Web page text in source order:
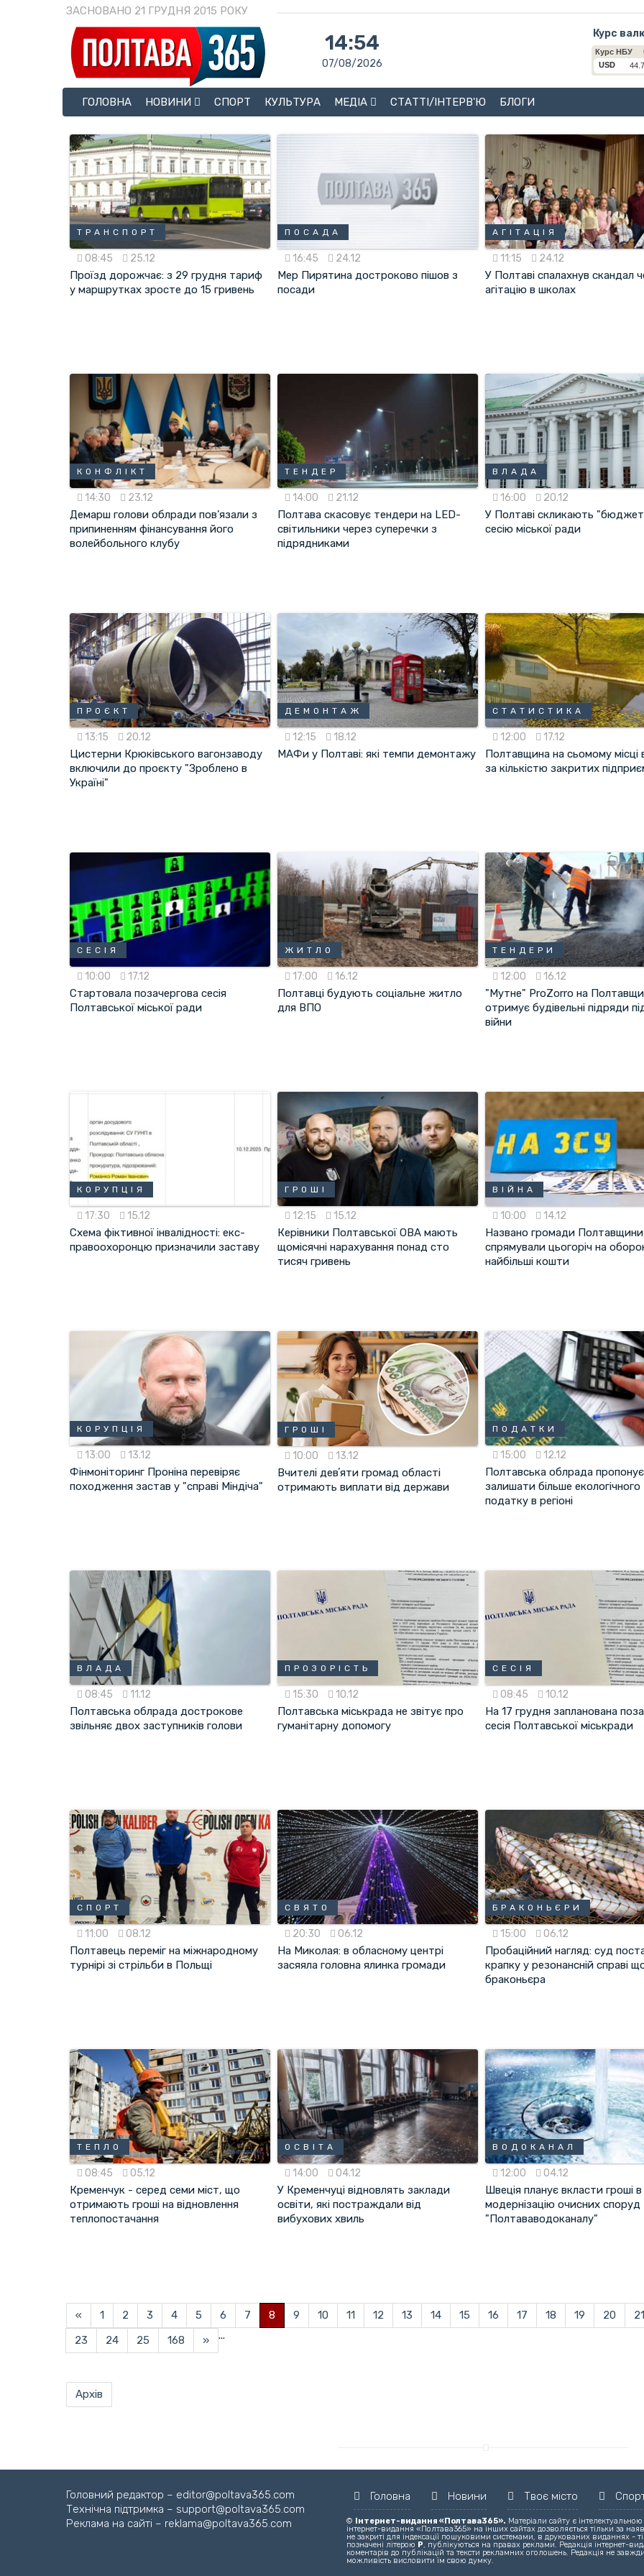
ЗАСНОВАНО 21 ГРУДНЯ 2015 РОКУ
14:54
07/08/2026
Курс
ГОЛОВНА НОВИНИ СПОРТ КУЛЬТУРА МЕДІА СТАТТІ/ІНТЕРВ'Ю БЛОГИ
ТРАНСПОРТ
08:45 25.12
Проїзд дорожчає: з 29 грудня тариф
у маршрутках зросте до 15 гривень
ПОСАДА
16:45 24.12
Мер Пирятина достроково пішов з
посади
АГІТАЦІЯ
11:15 24.12
У Полтаві спалахнув скандал
агітацію в школах
КОНФЛІКТ
14:30 23.12
Демарш голови облради пов’язали з
припиненням фінансування його
волейбольного клубу
ТЕНДЕР
14:00 21.12
Полтава скасовує тендери на LED-
світильники через суперечки з
підрядниками
ВЛАДА
16:00 20.12
У Полтаві скликають
сесію міської ради
ПРОЄКТ
13:15 20.12
Цистерни Крюківського вагонзаводу
включили до проєкту "Зроблено в
Україні"
ДЕМОНТАЖ
12:15 18.12
МАФи у Полтаві: які темпи демонтажу
СТАТИСТИКА
12:00 17.12
Полтавщина на сьомому місці
за кількістю закритих
СЕСІЯ
10:00 17.12
Стартовала позачергова сесія
Полтавської міської ради
ЖИТЛО
17:00 16.12
Полтавці будують соціальне житло
для ВПО
ТЕНДЕРИ
12:00 16.12
"Мутне" ProZorro на
отримує будівельні підряди
війни
КОРУПЦІЯ
17:30 15.12
Схема фіктивної інвалідності: екс-
правоохоронцю призначили заставу
ГРОШІ
12:15 15.12
Керівники Полтавської ОВА мають
щомісячні нарахування понад сто
тисяч гривень
ВІЙНА
10:00 14.12
Названо громади
спрямували цьогоріч на
найбільші кошти
КОРУПЦІЯ
13:00 13.12
Фінмоніторинг Проніна перевіряє
походження застав у "справі Міндіча"
ГРОШІ
10:00 13.12
Вчителі девʼяти громад області
отримають виплати від держави
ПОДАТКИ
15:00 12.12
Полтавська облрада пропонує
залишати більше екологічного
податку в регіоні
ВЛАДА
08:45 11.12
Полтавська облрада дострокове
звільняє двох заступників голови
ПРОЗОРІСТЬ
15:30 10.12
Полтавська міськрада не звітує про
гуманітарну допомогу
СЕСІЯ
08:45 10.12
На 17 грудня запланована
сесія Полтавської міськради
СПОРТ
11:00 08.12
Полтавець переміг на міжнародному
турнірі зі стрільби в Польщі
СВЯТО
20:30 06.12
На Миколая: в обласному центрі
засяяла головна ялинка громади
БРАКОНЬЄРИ
15:00 06.12
Пробаційний нагляд: суд
крапку у резонансній справі
браконьєра
ТЕПЛО
08:45 05.12
Кременчук - серед семи міст, що
отримають гроші на відновлення
теплопостачання
ОСВІТА
14:00 04.12
У Кременчуці відновлять заклади
освіти, які постраждали від
вибухових хвиль
ВОДОКАНАЛ
12:00 04.12
Швеція планує вкласти гроші в
модернізацію очисних споруд
"Полтававодоканалу"
« 1 2 3 4 5 6 7 8 9 10 11 12 13 14 15 16 17 18 19 20
21
23
24 25 ...
168 »
Архів
Головний редактор – editor@poltava365.com
Технічна підтримка – support@poltava365.com
Реклама на сайті – reklama@poltava365.com
Головна Новини Твоє місто
© Інтернет-видання «Полтава365». Матеріали сайту є
інтернет-видання «Полтава365» на інших сайтах дозволяється тільки за
не закриті для індексації пошуковими системами, в друкованих виданнях -
позначені літерою Р, публікуються на правах реклами. Редакція інтернет-
коментарів до публікацій та тексти рекламних оголошень. Редакція не
можливість висловити їм свою думку.